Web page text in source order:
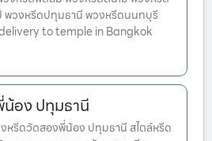
พวงหรีดปทุมธานี พวงหรีดนนทบุรี
to temple in Bangkok
อง ปทุมธานี
รีดวัดสองพี่น้อง ปทุมธานี สไตล์หรีด